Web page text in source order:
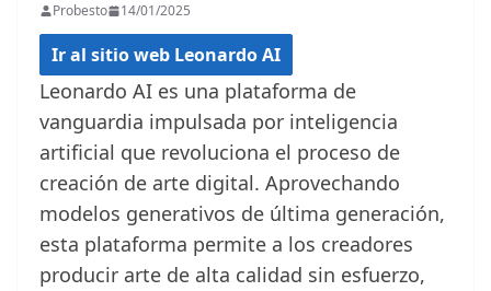
Probesto 14/01/2025
Ir al sitio web Leonardo AI
Leonardo AI es una plataforma de
vanguardia impulsada por inteligencia
artificial que revoluciona el proceso de
creación de arte digital. Aprovechando
modelos generativos de última generación,
esta plataforma permite a los creadores
producir arte de alta calidad sin esfuerzo,